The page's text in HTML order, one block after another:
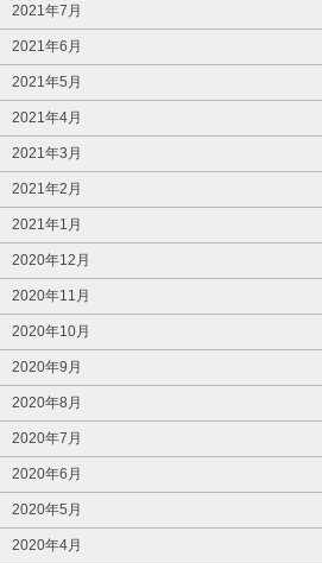
2021年7月
2021年6月
2021年5月
2021年4月
2021年3月
2021年2月
2021年1月
2020年12月
2020年11月
2020年10月
2020年9月
2020年8月
2020年7月
2020年6月
2020年5月
2020年4月